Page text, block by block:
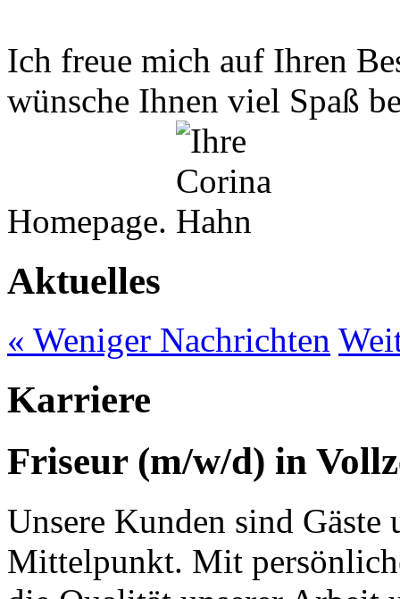
Ich freue mich auf Ihren
wünsche Ihnen viel Spaß
Homepage.
Aktuelles
« Weniger Nachrichten
Karriere
Friseur (m/w/d) in
Unsere Kunden sind Gäste
Mittelpunkt. Mit